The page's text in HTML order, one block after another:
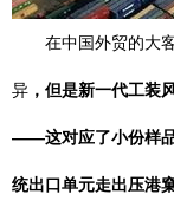
在中国外贸的大
异 ，但是新一代工装
——这对应了小份样品
统出口单元走出压港